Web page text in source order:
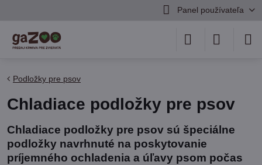
Panel používateľa
Podložky pre psov
Chladiace podložky pre psov
Chladiace podložky pre psov sú špeciálne
podložky navrhnuté na poskytovanie
príjemného ochladenia a úľavy psom počas